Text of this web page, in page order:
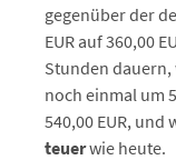
gegenüber der
EUR auf 360,00
Stunden dauern,
noch einmal um
540,00 EUR, und
teuerwie heute.